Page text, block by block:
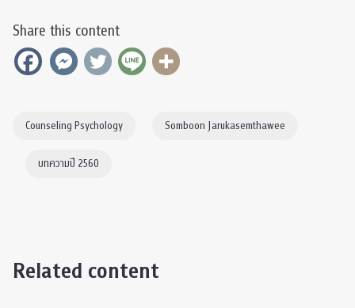
Share this content
Counseling Psychology Somboon Jarukasemthawee
บทความปี 2560
Related content